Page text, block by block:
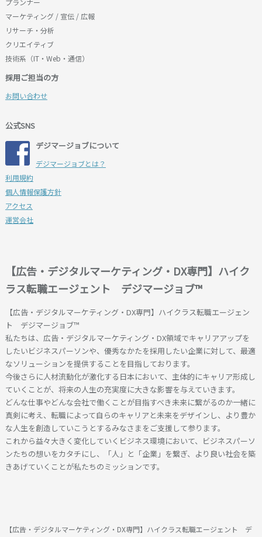
プランナー
マーケティング / 宣伝 / 広報
リサーチ・分析
クリエイティブ
技術系（IT・Web・通信）
採用ご担当の方
お問い合わせ
公式SNS
デジマージョブについて
デジマージョブとは？
利用規約
個人情報保護方針
アクセス
運営会社
【広告・デジタルマーケティング・DX専門】ハイク
ラス転職エージェント デジマージョブ™
【広告・デジタルマーケティング・DX専門】ハイクラス転職エージェン
ト デジマージョブ™
私たちは、広告・デジタルマーケティング・DX領域でキャリアアップを
したいビジネスパーソンや、優秀なかたを採用したい企業に対して、最適
なソリューションを提供することを目指しております。
今後さらに人材流動化が激化する日本において、主体的にキャリア形成し
ていくことが、将来の人生の充実度に大きな影響を与えていきます。
どんな仕事やどんな会社で働くことが目指すべき未来に繋がるのか一緒に
真剣に考え、転職によって自らのキャリアと未来をデザインし、より豊か
な人生を創造していこうとするみなさまをご支援して参ります。
これから益々大きく変化していくビジネス環境において、ビジネスパーソ
ンたちの想いをカタチにし、「人」と「企業」を繋ぎ、より良い社会を築
きあげていくことが私たちのミッションです。
【広告・デジタルマーケティング・DX専門】ハイクラス転職エージェント デ